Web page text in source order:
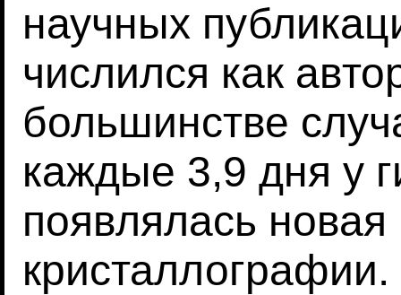
научных
числился как
большинстве
каждые 3,9 дня у
появлялась
кристаллографии.